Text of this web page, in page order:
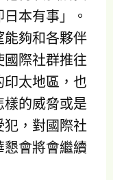
本有事」。
能夠和各夥伴
國際社群推往
印太地區，也
樣的威脅或是
犯，對國際社
會將會繼續